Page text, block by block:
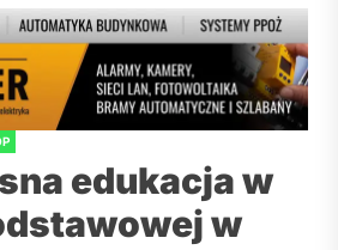
edukacja w
w